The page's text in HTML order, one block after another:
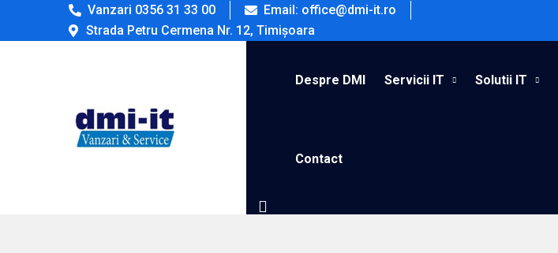
Vanzari 0356 31 33 00
Email: office@dmi-it.ro
Strada Petru Cermena Nr. 12, Timișoara
Despre DMI Servicii IT Solutii IT
Contact